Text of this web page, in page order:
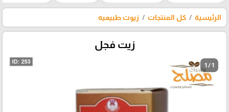
الرئيسية كل المنتجات زيوت طبيعيه
زيت فجل
1 / 1